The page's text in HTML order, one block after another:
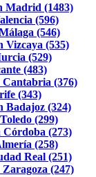
Madrid (1483)
(596)
(546)
Vizcaya (535)
(529)
(483)
Cantabria (376)
(343)
Badajoz (324)
(299)
Córdoba (273)
(258)
Real (251)
(247)